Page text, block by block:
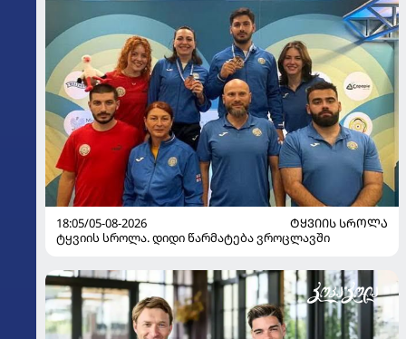
18:05/05-08-2026
ᲢᲧᲕᲘᲘᲡ ᲡᲠᲝᲚᲐ
ტყვიის სროლა. დიდი წარმატება ვროცლავში